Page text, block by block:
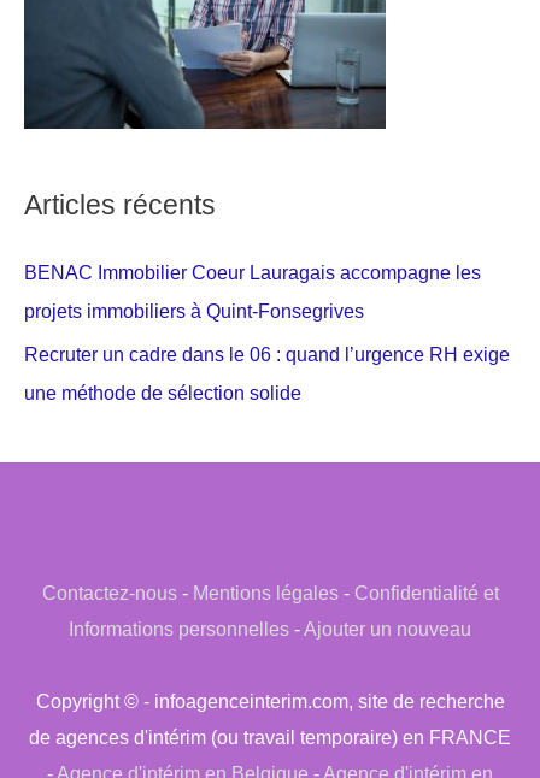
Articles récents
BENAC Immobilier Coeur Lauragais accompagne les
projets immobiliers à Quint-Fonsegrives
Recruter un cadre dans le 06 : quand l’urgence RH exige
une méthode de sélection solide
Contactez-nous- Mentions légales- Confidentialité et
Informations personnelles -Ajouter un nouveau
Copyright © - infoagenceinterim.com, site de recherche
de agences d'intérim (ou travail temporaire) en FRANCE
- Agence d'intérim en Belgique - Agence d'intérim en